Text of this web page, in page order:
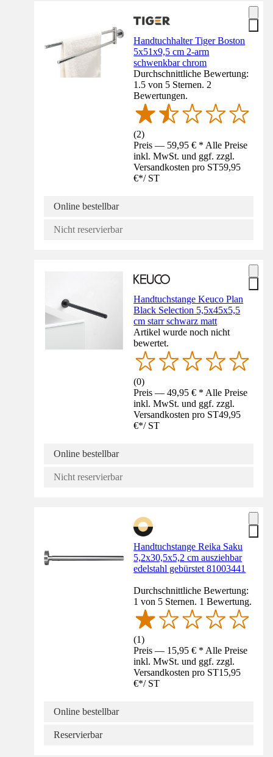
Handtuchhalter Tiger Boston
5x51x9,5 cm 2-arm
schwenkbar chrom
Durchschnittliche Bewertung:
1.5 von 5 Sternen. 2
Bewertungen.
(2)
Preis — 59,95 € * Alle Preise
inkl. MwSt. und ggf. zzgl.
Versandkosten pro ST59,95
€*/ ST
Online bestellbar
Nicht reservierbar
Handtuchstange Keuco Plan
Black Selection 5,5x45x5,5
cm starr schwarz matt
Artikel wurde noch nicht
bewertet.
(0)
Preis — 49,95 € * Alle Preise
inkl. MwSt. und ggf. zzgl.
Versandkosten pro ST49,95
€*/ ST
Online bestellbar
Nicht reservierbar
Handtuchstange Reika Saku
5,2x30,5x5,2 cm ausziehbar
edelstahl gebürstet 81003441
Durchschnittliche Bewertung:
1 von 5 Sternen. 1 Bewertung.
(1)
Preis — 15,95 € * Alle Preise
inkl. MwSt. und ggf. zzgl.
Versandkosten pro ST15,95
€*/ ST
Online bestellbar
Reservierbar